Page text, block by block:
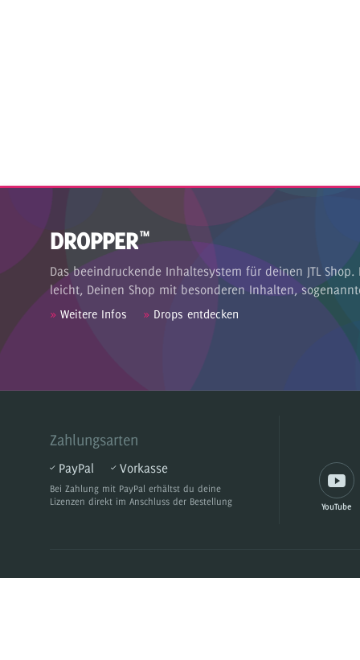
DROPPER™
Das beeindruckende Inhaltesystem für deinen JTL
leicht, Deinen Shop mit besonderen Inhalten,
» Weitere Infos »Drops entdecken
Zahlungsarten
PayPal Vorkasse
Bei Zahlung mit PayPal erhältst du deine
Lizenzen direkt im Anschluss der Bestellung
YouTube